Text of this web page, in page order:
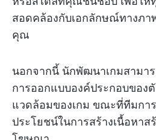
สอดคล้องกับเอกลักษณ์ทางภา
คุณ
นอกจากนี้ นักพัฒนาเกมสามา
การออกแบบองค์ประกอบของ
แวดล้อมของเกม ขณะที่ทีมกา
ประโยชน์ในการสร้างเนื้อหา